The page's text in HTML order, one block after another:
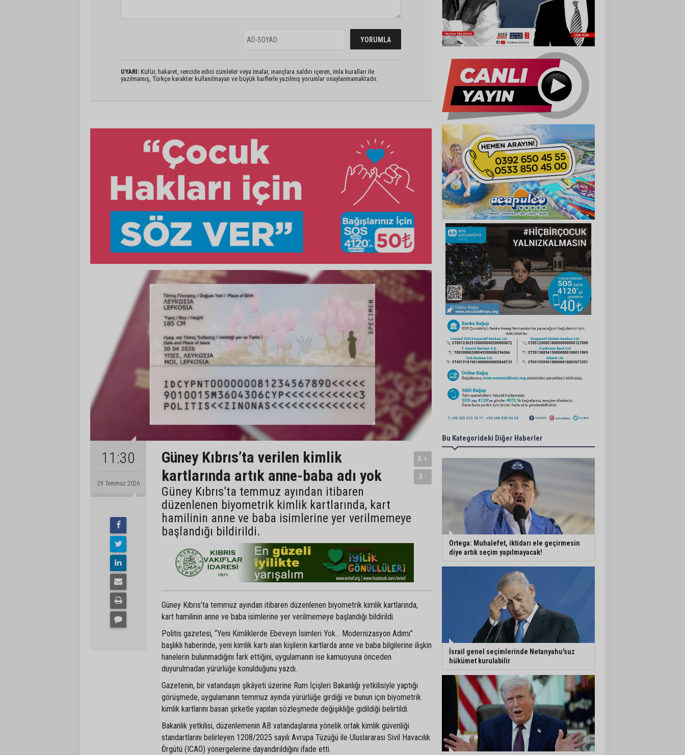
UYARI: Küfür, hakaret, rencide edici cümleler veya imalar, inançlara saldırı içeren, imla kuralları ile
yazılmamış, Türkçe karakter kullanılmayan ve büyük harflerle yazılmış yorumlar onaylanmamaktadır.
11:30
29 Temmuz 2026
Güney Kıbrıs’ta verilen kimlik
kartlarında artık anne-baba adı yok
Güney Kıbrıs’ta temmuz ayından itibaren
düzenlenen biyometrik kimlik kartlarında, kart
hamilinin anne ve baba isimlerine yer verilmemeye
başlandığı bildirildi.
A+
A-
Güney Kıbrıs’ta temmuz ayından itibaren düzenlenen biyometrik kimlik kartlarında,
kart hamilinin anne ve baba isimlerine yer verilmemeye başlandığı bildirildi.
Politis gazetesi, “Yeni Kimliklerde Ebeveyn İsimleri Yok… Modernizasyon Adımı”
başlıklı haberinde, yeni kimlik kartı alan kişilerin kartlarda anne ve baba bilgilerine ilişkin
hanelerin bulunmadığını fark ettiğini, uygulamanın ise kamuoyuna önceden
duyurulmadan yürürlüğe konulduğunu yazdı.
Gazetenin, bir vatandaşın şikâyeti üzerine Rum İçişleri Bakanlığı yetkilisiyle yaptığı
görüşmede, uygulamanın temmuz ayında yürürlüğe girdiği ve bunun için biyometrik
kimlik kartlarını basan şirketle yapılan sözleşmede değişikliğe gidildiği belirtildi.
Bakanlık yetkilisi, düzenlemenin AB vatandaşlarına yönelik ortak kimlik güvenliği
standartlarını belirleyen 1208/2025 sayılı Avrupa Tüzüğü ile Uluslararası Sivil Havacılık
Örgütü (ICAO) yönergelerine dayandırıldığını ifade etti.
Bu Kategorideki Diğer Haberler
Ortega: Muhalefet, iktidarı ele geçirmesin
diye artık seçim yapılmayacak!
İsrail genel seçimlerinde Netanyahu'suz
hükümet kurulabilir